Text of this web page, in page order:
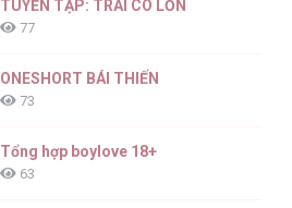
TUYỂN TẬP: TRAI CÓ LỒN
77
ONESHORT BÁI THIẾN
73
Tổng hợp boylove 18+
63